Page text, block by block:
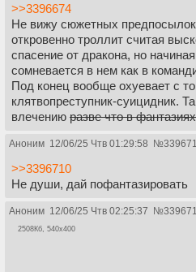
>>3396674
Не вижу сюжетных
откровенно троллит считая
спасение от дракона, но
сомневается в нем как в
Под конец вообще охуевает с
клятвопреступник-суицидник.
влечению разве что в
Аноним 12/06/25 Чтв 01:29:58 №
>>3396710
Не души, дай пофантазировать
Аноним 12/06/25 Чтв 02:25:37 №
2508Кб, 540x400